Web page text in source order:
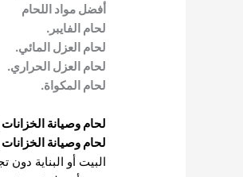
أفضل مواد اللحام
لحام الفايبر.
لحام العزل المائي.
لحام العزل الحراري.
لحام المكواة.
لحام وصيانة
لحام وصيانة
البيت أو البناية